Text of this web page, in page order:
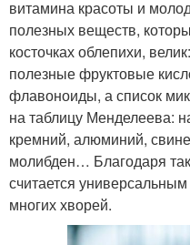
витамина красоты и
полезных веществ,
косточках облепихи,
полезные фруктовые
флавоноиды, а список
на таблицу Менделеева:
кремний, алюминий,
молибден… Благодаря
считается
многих хворей.